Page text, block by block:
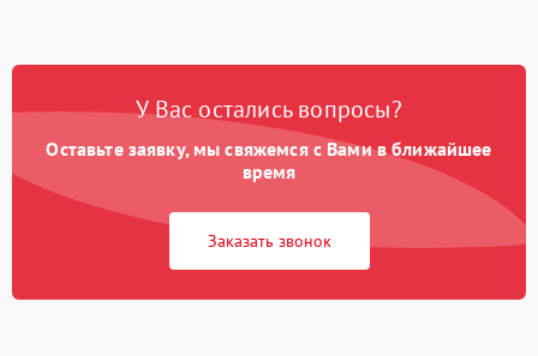
быстрая разрядка,
2500 ₽ Подробнее →
Неисправность зарядного
питания
2000 ₽ Подробнее →
неисправности кулера
У Вас остались вопросы?
Оставьте заявку, мы свяжемся с Вами в ближайшее
время
Заказать звонок